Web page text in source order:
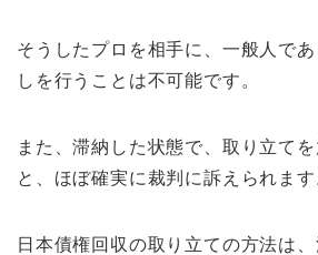
そうしたプロを相手に、一般人で
しを行うことは不可能です。
また、滞納した状態で、取り立て
と、ほぼ確実に裁判に訴えられます
日本債権回収の取り立ての方法は